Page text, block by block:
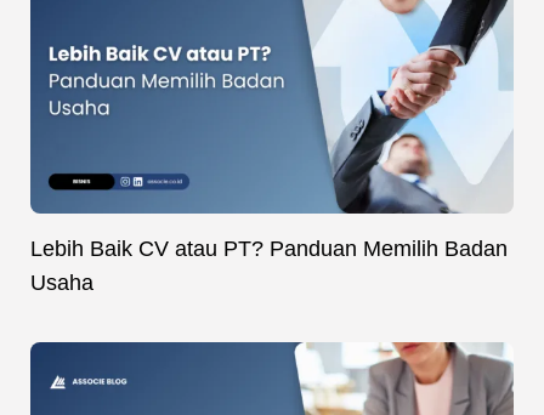
Lebih Baik CV atau PT? Panduan Memilih Badan
Usaha